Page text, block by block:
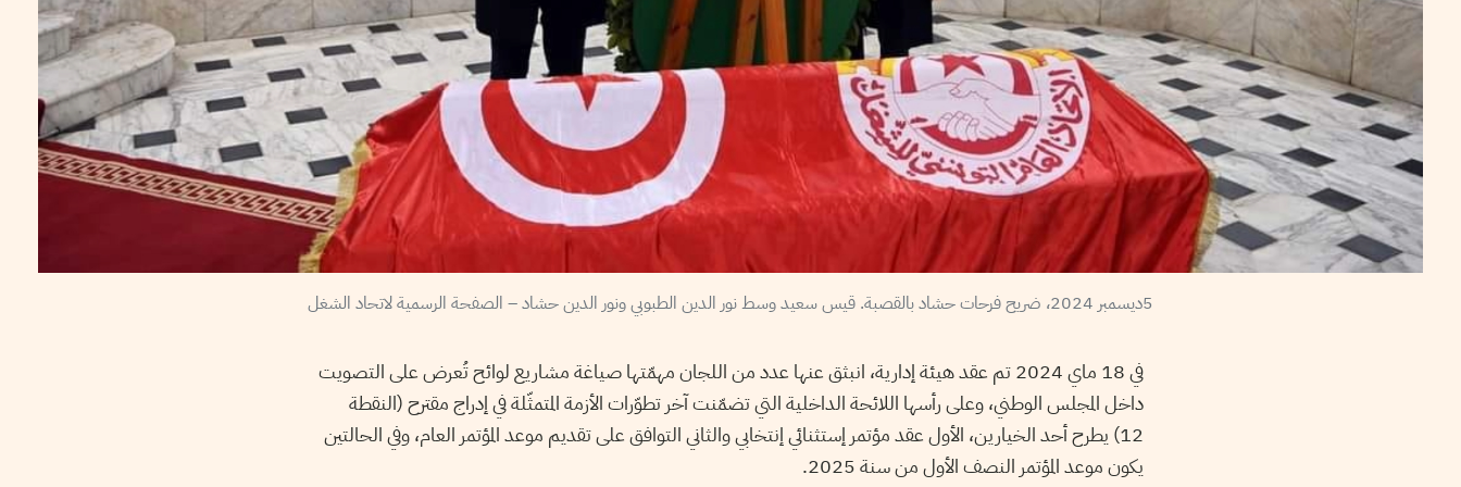
5ديسمبر 2024، ضريح فرحات حشاد بالقصبة. قيس سعيد وسط نور الدين الطبوبي ونور الدين حشاد – الصفحة الرسمية لاتحاد الشغل
في 18 ماي 2024 تم عقد هيئة إدارية، انبثق عنها عدد من اللجان مهمّتها صياغة مشاريع لوائح تُعرض على التصويت
داخل المجلس الوطني، وعلى رأسها اللائحة الداخلية التي تضمّنت آخر تطوّرات الأزمة المتمثّلة في إدراج مقترح (النقطة
12) يطرح أحد الخيارين، الأول عقد مؤتمر إستثنائي إنتخابي والثاني التوافق على تقديم موعد المؤتمر العام، وفي الحالتين
يكون موعد المؤتمر النصف الأول من سنة 2025.